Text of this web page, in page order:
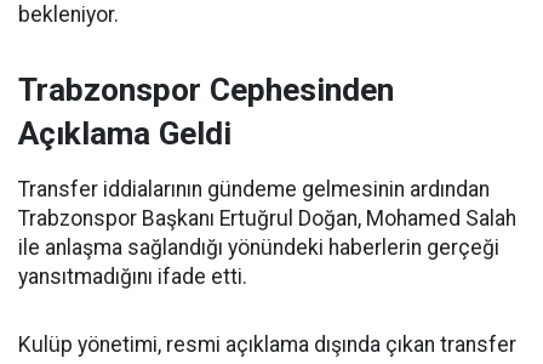
bekleniyor.
Trabzonspor Cephesinden
Açıklama Geldi
Transfer iddialarının gündeme gelmesinin ardından
Trabzonspor Başkanı Ertuğrul Doğan, Mohamed Salah
ile anlaşma sağlandığı yönündeki haberlerin gerçeği
yansıtmadığını ifade etti.
Kulüp yönetimi, resmi açıklama dışında çıkan transfer